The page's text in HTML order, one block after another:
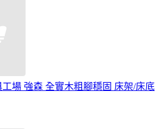
場 強森 全實木粗腳穩固 床架/床底